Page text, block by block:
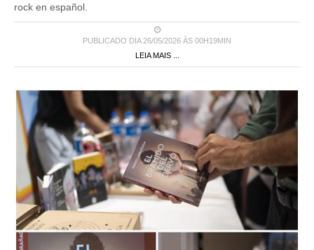
rock en español.
PUBLICADO DIA 26/05/2026 ÀS 00H19MIN
LEIA MAIS ...